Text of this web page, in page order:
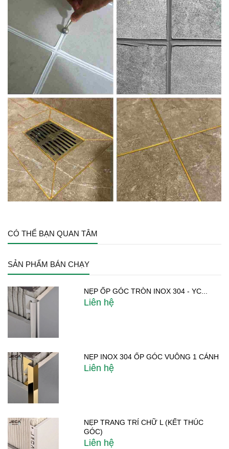
CÓ THỂ BẠN QUAN TÂM
SẢN PHẨM BÁN CHẠY
NẸP ỐP GÓC TRÒN INOX 304 - YC...
Liên hệ
NẸP INOX 304 ỐP GÓC VUÔNG 1 CÁNH
Liên hệ
NẸP TRANG TRÍ CHỮ L (KẾT THÚC
GÓC)
Liên hệ